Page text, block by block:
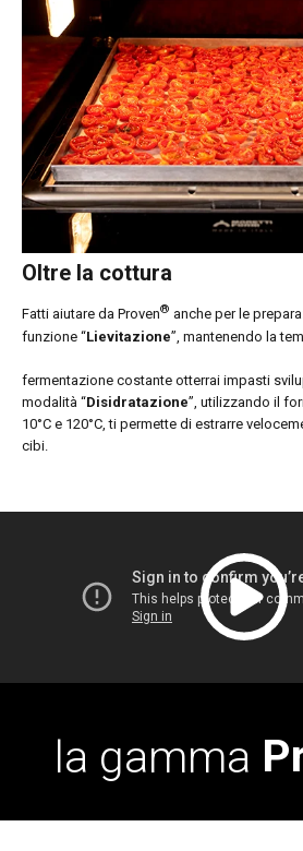
Oltre la cottura
Fatti aiutare da Proven® anche per le
funzione “Lievitazione”, mantenendo la
fermentazione costante otterrai impasti
modalità “Disidratazione”, utilizzando il
10°C e 120°C, ti permette di estrarre
cibi.
la gamma